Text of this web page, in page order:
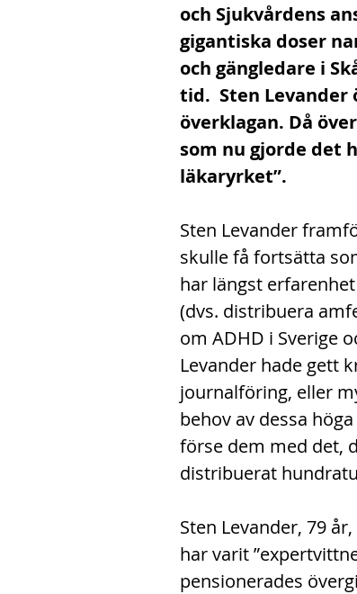
och Sjukvårdens
gigantiska doser
och gängledare i
tid.  Sten
överklagan. Då
som nu gjorde det
läkaryrket”.
Sten Levander
skulle få fortsätta
har längst
(dvs. distribuera
om ADHD i Sverige
Levander hade gett
journalföring, eller
behov av dessa
förse dem med det,
distribuerat
Sten Levander, 79
har varit
pensionerades